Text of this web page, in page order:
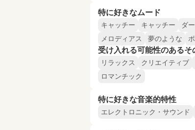
特に好きなムード
キャッチー キャッチー ダ
メロディアス
夢のような
受け入れる可能性のあるそ
リラックス クリエイティブ
ロマンチック
特に好きな音楽的特性
エレクトロニック・サウンド